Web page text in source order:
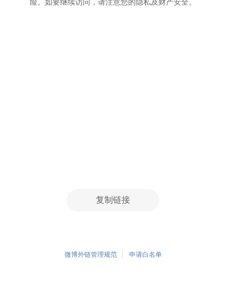
险。如要继续访问，请注意您的隐私及财产安全。
复制链接
微博外链管理规范 申请白名单